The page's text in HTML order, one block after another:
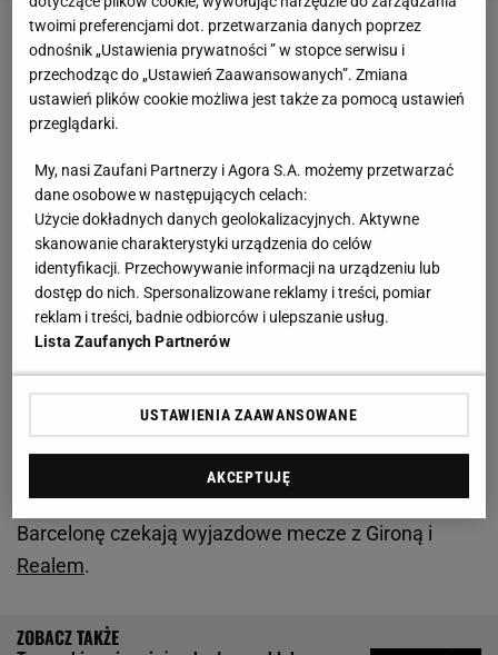
Zobacz wideoTajny plan Probierza. "Rozpuszczanie
mgły, żeby namieszać w głowie przeciwnika"
Laporta nie ma złudzeń i ogłasza
Miesiąc później pojawiają się doniesienia, że
Xavi rozważa swoją przyszłość i może wypełnić
kontrakt, który obowiązuje do końca przyszłego
sezonu. Powód? W ostatnim czasie Barcelona
poprawiła swoją grę i odrobiła część strat do Girony i
Realu Madryt w tabeli La Liga. Do rewelacji
obecnego sezonu Katalończycy tracą dwa punkty, a
do "Królewskich" osiem oczek. A do końca
rozgrywek pozostało jeszcze 12 kolejek, a w tym
Barcelonę czekają wyjazdowe mecze z Gironą i
Realem.
twoimi preferencjami dot. przetwarzania danych poprzez
odnośnik „Ustawienia prywatności ” w stopce serwisu i
przechodząc do „Ustawień Zaawansowanych”. Zmiana
ustawień plików cookie możliwa jest także za pomocą ustawień
przeglądarki.
My, nasi Zaufani Partnerzy i Agora S.A. możemy przetwarzać
dane osobowe w następujących celach:
Użycie dokładnych danych geolokalizacyjnych. Aktywne
skanowanie charakterystyki urządzenia do celów
identyfikacji. Przechowywanie informacji na urządzeniu lub
dostęp do nich. Spersonalizowane reklamy i treści, pomiar
reklam i treści, badnie odbiorców i ulepszanie usług.
Lista Zaufanych Partnerów
USTAWIENIA ZAAWANSOWANE
AKCEPTUJĘ